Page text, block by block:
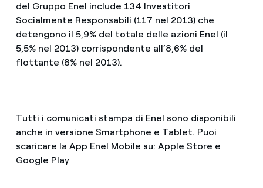
del Gruppo Enel include 134 Investitori
Socialmente Responsabili (117 nel 2013) che
detengono il 5,9% del totale delle azioni Enel (il
5,5% nel 2013) corrispondente all’8,6% del
flottante (8% nel 2013).
Tutti i comunicati stampa di Enel sono disponibili
anche in versione Smartphone e Tablet. Puoi
scaricare la App Enel Mobile su: Apple Store e
Google Play